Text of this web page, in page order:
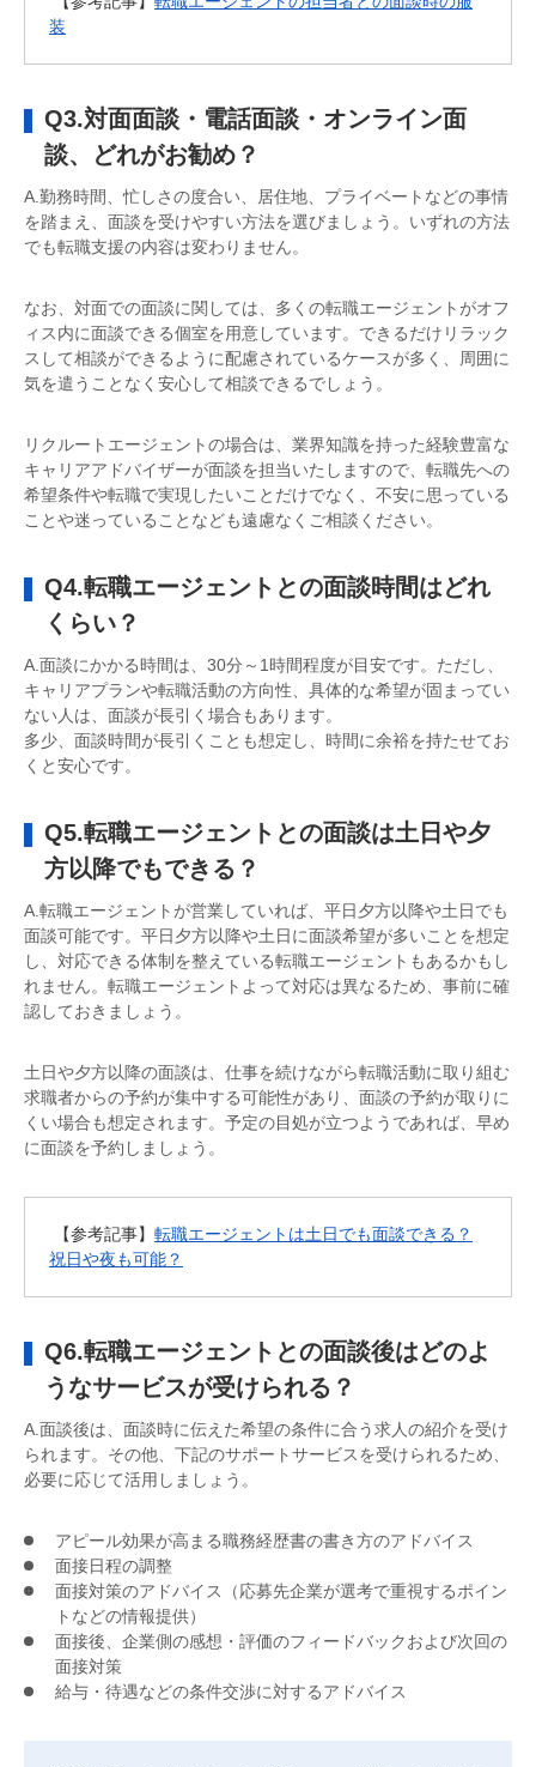
装
Q3.対面面談・電話面談・オンライン面
談、どれがお勧め？
A.勤務時間、忙しさの度合い、居住地、プライベートなどの事情
を踏まえ、面談を受けやすい方法を選びましょう。いずれの方法
でも転職支援の内容は変わりません。
なお、対面での面談に関しては、多くの転職エージェントがオフ
ィス内に面談できる個室を用意しています。できるだけリラック
スして相談ができるように配慮されているケースが多く、周囲に
気を遣うことなく安心して相談できるでしょう。
リクルートエージェントの場合は、業界知識を持った経験豊富な
キャリアアドバイザーが面談を担当いたしますので、転職先への
希望条件や転職で実現したいことだけでなく、不安に思っている
ことや迷っていることなども遠慮なくご相談ください。
Q4.転職エージェントとの面談時間はどれ
くらい？
A.面談にかかる時間は、30分～1時間程度が目安です。ただし、
キャリアプランや転職活動の方向性、具体的な希望が固まってい
ない人は、面談が長引く場合もあります。
多少、面談時間が長引くことも想定し、時間に余裕を持たせてお
くと安心です。
Q5.転職エージェントとの面談は土日や夕
方以降でもできる？
A.転職エージェントが営業していれば、平日夕方以降や土日でも
面談可能です。平日夕方以降や土日に面談希望が多いことを想定
し、対応できる体制を整えている転職エージェントもあるかもし
れません。転職エージェントよって対応は異なるため、事前に確
認しておきましょう。
土日や夕方以降の面談は、仕事を続けながら転職活動に取り組む
求職者からの予約が集中する可能性があり、面談の予約が取りに
くい場合も想定されます。予定の目処が立つようであれば、早め
に面談を予約しましょう。
【参考記事】 転職エージェントは土日でも面談できる？
祝日や夜も可能？
Q6.転職エージェントとの面談後はどのよ
うなサービスが受けられる？
A.面談後は、面談時に伝えた希望の条件に合う求人の紹介を受け
られます。その他、下記のサポートサービスを受けられるため、
必要に応じて活用しましょう。
アピール効果が高まる職務経歴書の書き方のアドバイス
面接日程の調整
面接対策のアドバイス（応募先企業が選考で重視するポイン
トなどの情報提供）
面接後、企業側の感想・評価のフィードバックおよび次回の
面接対策
給与・待遇などの条件交渉に対するアドバイス